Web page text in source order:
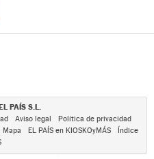
PAÍS S.L.
Aviso legal
Política de privacidad
Mapa EL PAÍS en KIOSKOyMÁS
Índice